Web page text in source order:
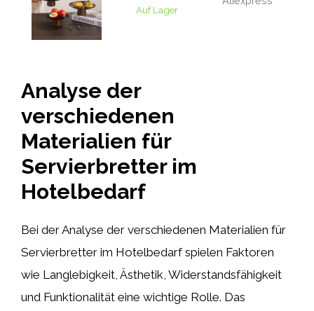
Auf Lager
Analyse der
verschiedenen
Materialien für
Servierbretter im
Hotelbedarf
Bei der Analyse der verschiedenen Materialien für
Servierbretter im Hotelbedarf spielen Faktoren
wie Langlebigkeit, Ästhetik, Widerstandsfähigkeit
und Funktionalität eine wichtige Rolle. Das